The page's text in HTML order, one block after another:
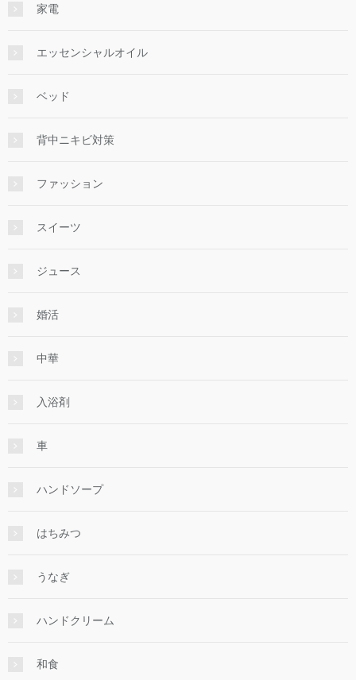
家電
エッセンシャルオイル
ベッド
背中ニキビ対策
ファッション
スイーツ
ジュース
婚活
中華
入浴剤
車
ハンドソープ
はちみつ
うなぎ
ハンドクリーム
和食